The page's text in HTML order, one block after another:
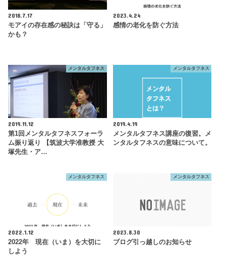
2018.7.17
モアイの存在感の秘訣は「守る」
かも？
2023.4.24
感情の老化を防ぐ方法
メンタルタフネス
2019.11.12
第1回メンタルタフネスフォーラ
ム振り返り 【筑波大学准教授 大
塚先生・ア…
メンタルタフネス
2019.4.19
メンタルタフネス講座の復習。メ
ンタルタフネスの意味について。
メンタルタフネス
2022.1.12
2022年 現在（いま）を大切に
しよう
メンタルタフネス
2023.8.30
ブログ引っ越しのお知らせ